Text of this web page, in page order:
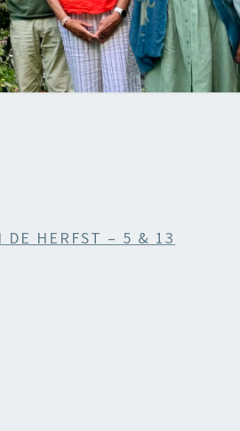
DE HERFST – 5 & 13